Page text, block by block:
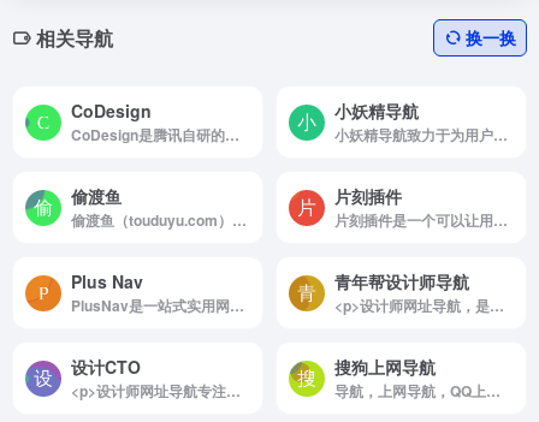
相关导航 换一换
CoDesign
CoDesign是腾讯自研的产品设计一站式协作平台。
小妖精导航
小妖精导航致力于为用户提供一站式网络资源聚合服务，覆盖学习、工具、娱乐、生活等全领域优质站点。通过智能分类与动态更新，我们像魔法书般为您解锁高效上网路径，让每个点击都通往惊喜！
偷渡鱼
偷渡鱼（touduyu.com）是一个简洁纯净实用的网址导航，页面干净支持自定义分类与站点，选择自己喜欢的背景壁纸，随意切换搜索引擎，享受优越的上网体验。
片刻插件
片刻插件是一个可以让用户简单搜索片刻就能找到所需要的chrome插件网站，收录热门好用的Chrome插件扩展，国内最方便的插件下载网站.
Plus Nav
PlusNav是一站式实用网站导航平台，精心收录各类优质网站和在线工具，分门别类整理归纳，让您快速找到所需资源
青年帮设计师导航
<p>设计师网址导航，是青年帮创意工坊下的设计导航平台，提供优秀的网站推荐，酷站推荐，淘宝代码生成工具已经设计创意思路等，是由写代码的平面师制作，青年帮设计师导航为设计师提供灵感创意而生，qingnian8最好用的设计师导航！</p>
设计CTO
<p>设计师网址导航专注分享优秀设计网站、免费无版权限制可商用的高品质素材，设计教程、尺寸规范、配色方案、设计素材和灵感</p>
搜狗上网导航
导航，上网导航，QQ上网导航，QQ浏览器导航，腾讯上网导航，网址导航，网站导航，网址大全，好的网站，上网主页